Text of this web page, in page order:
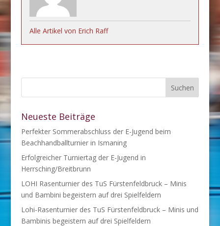
Alle Artikel von Erich Raff
Neueste Beiträge
Perfekter Sommerabschluss der E-Jugend beim
Beachhandballturnier in Ismaning
Erfolgreicher Turniertag der E-Jugend in
Herrsching/Breitbrunn
LOHI Rasenturnier des TuS Fürstenfeldbruck – Minis
und Bambini begeistern auf drei Spielfeldern
Lohi-Rasenturnier des TuS Fürstenfeldbruck – Minis und
Bambinis begeistern auf drei Spielfeldern